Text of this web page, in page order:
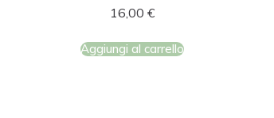
16,00 €
Aggiungi al carrello